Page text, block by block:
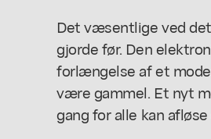
Det væsentlige ved
gjorde før. Den
forlængelse af et
være gammel. Et nyt
gang for alle kan